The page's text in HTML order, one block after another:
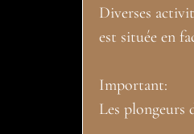
Diverses
est située en
Important:
Les plongeurs